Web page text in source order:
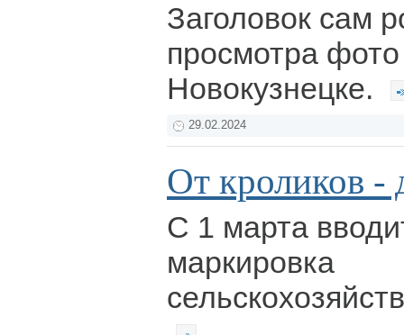
Заголовок сам
просмотра
Новокузнецке.
29.02.2024
От кроликов -
С 1 марта
маркировка